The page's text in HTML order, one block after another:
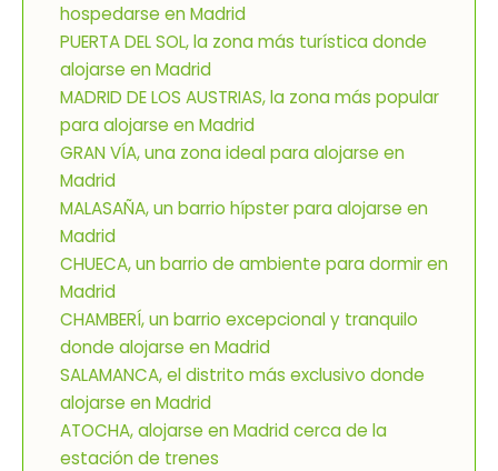
hospedarse en Madrid
PUERTA DEL SOL, la zona más turística donde
alojarse en Madrid
MADRID DE LOS AUSTRIAS, la zona más popular
para alojarse en Madrid
GRAN VÍA, una zona ideal para alojarse en
Madrid
MALASAÑA, un barrio hípster para alojarse en
Madrid
CHUECA, un barrio de ambiente para dormir en
Madrid
CHAMBERÍ, un barrio excepcional y tranquilo
donde alojarse en Madrid
SALAMANCA, el distrito más exclusivo donde
alojarse en Madrid
ATOCHA, alojarse en Madrid cerca de la
estación de trenes